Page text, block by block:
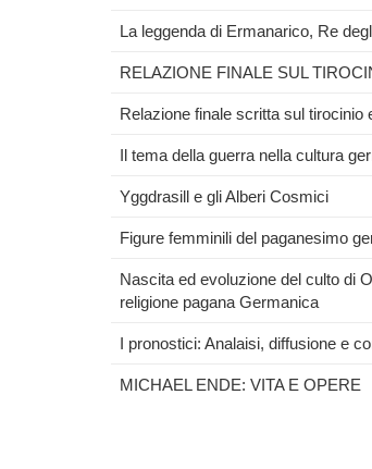
La leggenda di Ermanarico, Re
RELAZIONE FINALE SUL
Relazione finale scritta sul tirocinio
Il tema della guerra nella cultura
Yggdrasill e gli Alberi Cosmici
Figure femminili del paganesimo
Nascita ed evoluzione del culto di
religione pagana Germanica
I pronostici: Analaisi, diffusione e
MICHAEL ENDE: VITA E OPERE